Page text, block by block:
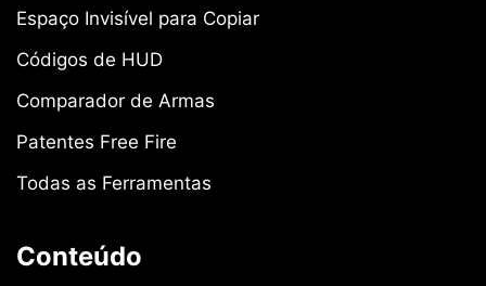
Espaço Invisível para Copiar
Códigos de HUD
Comparador de Armas
Patentes Free Fire
Todas as Ferramentas
Conteúdo